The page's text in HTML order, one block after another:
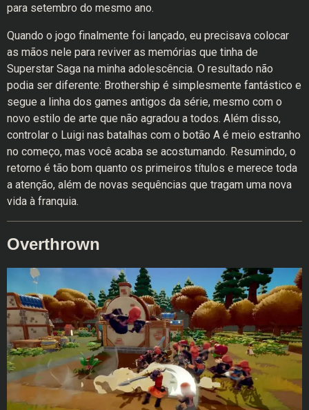
para setembro do mesmo ano.
Quando o jogo finalmente foi lançado, eu precisava colocar
as mãos nele para reviver as memórias que tinha de
Superstar Saga na minha adolescência. O resultado não
podia ser diferente: Brothership é simplesmente fantástico e
segue a linha dos games antigos da série, mesmo com o
novo estilo de arte que não agradou a todos. Além disso,
controlar o Luigi nas batalhas com o botão A é meio estranho
no começo, mas você acaba se acostumando. Resumindo, o
retorno é tão bom quanto os primeiros títulos e merece toda
a atenção, além de novas sequências que tragam uma nova
vida à franquia.
Overthrown